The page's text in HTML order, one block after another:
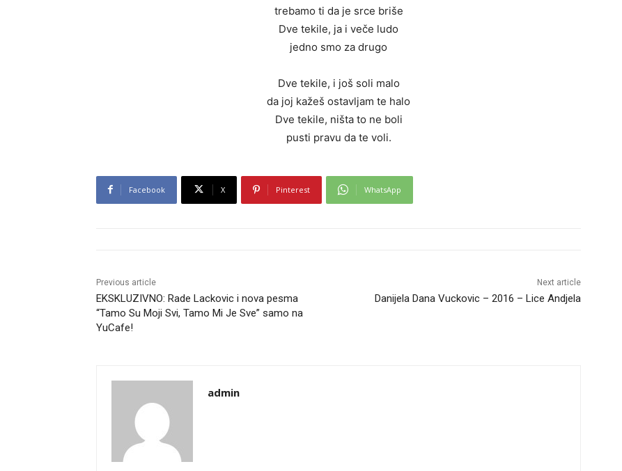
trebamo ti da je srce briše
Dve tekile, ja i veče ludo
jedno smo za drugo
Dve tekile, i još soli malo
da joj kažeš ostavljam te halo
Dve tekile, ništa to ne boli
pusti pravu da te voli.
Facebook X Pinterest WhatsApp
Previous article
EKSKLUZIVNO: Rade Lackovic i nova pesma
“Tamo Su Moji Svi, Tamo Mi Je Sve” samo na
YuCafe!
Next article
Danijela Dana Vuckovic – 2016 – Lice Andjela
admin